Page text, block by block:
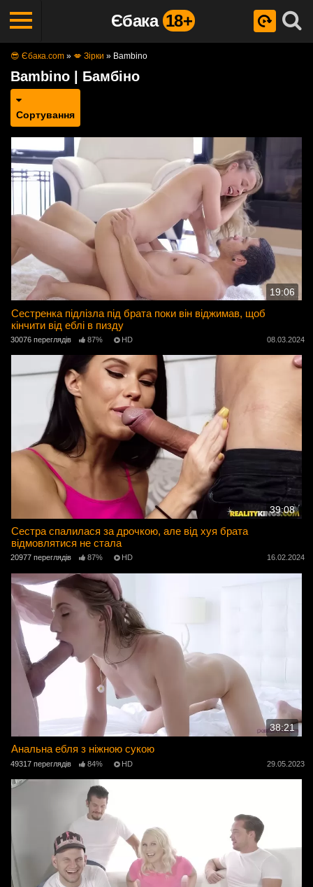
Єбака 18+
😎 Єбака.com » 💋 Зірки » Bambino
Bambino | Бамбіно
Сортування
19:06
Сестренка підлізла під брата поки він віджимав, щоб
кінчити від еблі в пизду
30076 переглядів 87% HD 08.03.2024
39:08
Сестра спалилася за дрочкою, але від хуя брата
відмовлятися не стала
20977 переглядів 87% HD 16.02.2024
38:21
Анальна ебля з ніжною сукою
49317 переглядів 84% HD 29.05.2023